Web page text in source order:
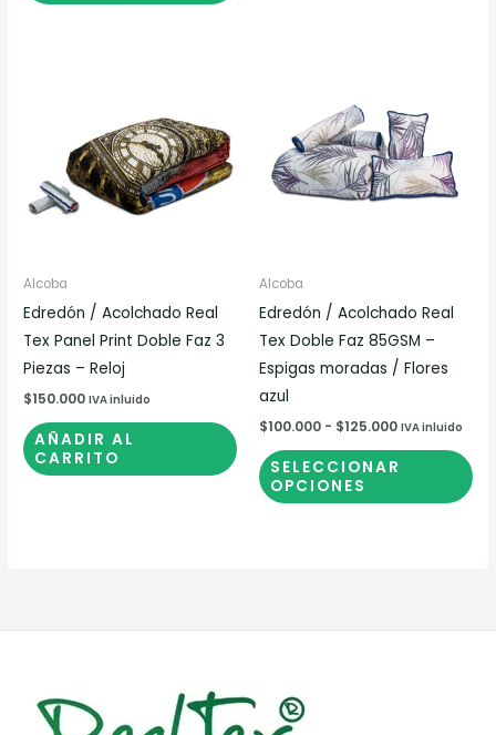
Alcoba
Edredón / Acolchado Real
Tex Panel Print Doble Faz 3
Piezas – Reloj
$150.000 IVA inluido
AÑADIR AL
CARRITO
Alcoba
Edredón / Acolchado Real
Tex Doble Faz 85GSM –
Espigas moradas / Flores
azul
$100.000 - $125.000
desde
$100.000
hasta
$125.000
IVA inluido
SELECCIONAR
OPCIONES